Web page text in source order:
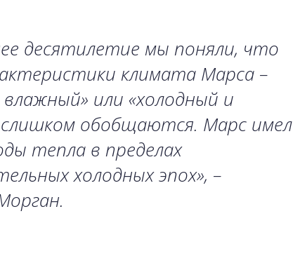
десятилетие мы поняли, что
климата Марса –
или «холодный и
слишком обобщаются. Марс имел
тепла в пределах
холодных эпох», –